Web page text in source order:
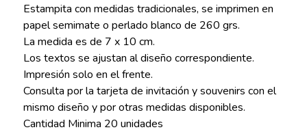
Estampita con medidas tradicionales, se imprimen en
papel semimate o perlado blanco de 260 grs.
La medida es de 7 x 10 cm.
Los textos se ajustan al diseño correspondiente.
Impresión solo en el frente.
Consulta por la tarjeta de invitación y souvenirs con el
mismo diseño y por otras medidas disponibles.
Cantidad Minima 20 unidades